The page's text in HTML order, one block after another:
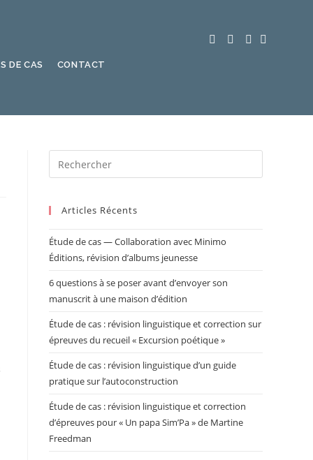
DE CAS CONTACT
Articles Récents
Étude de cas — Collaboration avec Minimo
Éditions, révision d’albums jeunesse
6 questions à se poser avant d’envoyer son
manuscrit à une maison d’édition
Étude de cas : révision linguistique et correction sur
épreuves du recueil « Excursion poétique »
Étude de cas : révision linguistique d’un guide
pratique sur l’autoconstruction
Étude de cas : révision linguistique et correction
d’épreuves pour « Un papa Sim’Pa » de Martine
Freedman